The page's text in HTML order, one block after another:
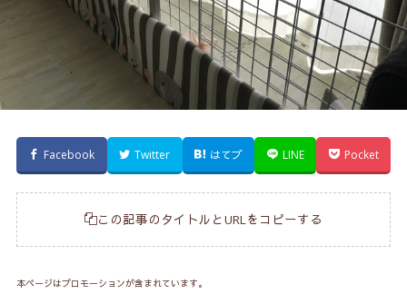
Facebook Twitter はてブ LINE Pocket
この記事のタイトルとURLをコピーする
本ページはプロモーションが含まれています。